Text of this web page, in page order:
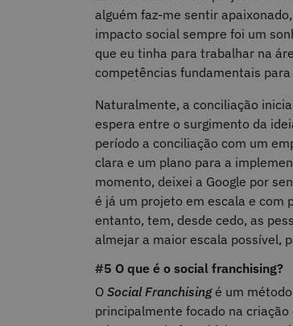
alguém faz-me sentir
impacto social sempre foi um
que eu tinha para trabalhar na
competências fundamentais
Naturalmente, a conciliação
espera entre o surgimento da
período a conciliação com um
clara e um plano para a
momento, deixei a Google por
é já um projeto em escala e com
entanto, tem, desde cedo, as
almejar a maior escala possível,
#5 O que é o social franchising?
O Social Franchisingé um
principalmente focado na